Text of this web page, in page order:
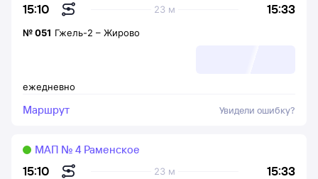
15:10 15:33
23 м
ежедневно
№051 Гжель-2 – Жирово
Маршрут Увидели ошибку?
15:10 15:33
23 м
МАП № 4 Раменское